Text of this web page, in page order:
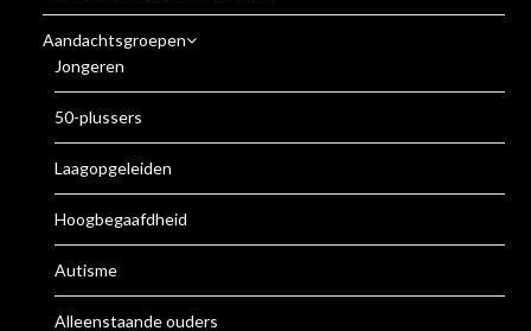
Aandachtsgroepen
Jongeren
50-plussers
Laagopgeleiden
Hoogbegaafdheid
Autisme
Alleenstaande ouders